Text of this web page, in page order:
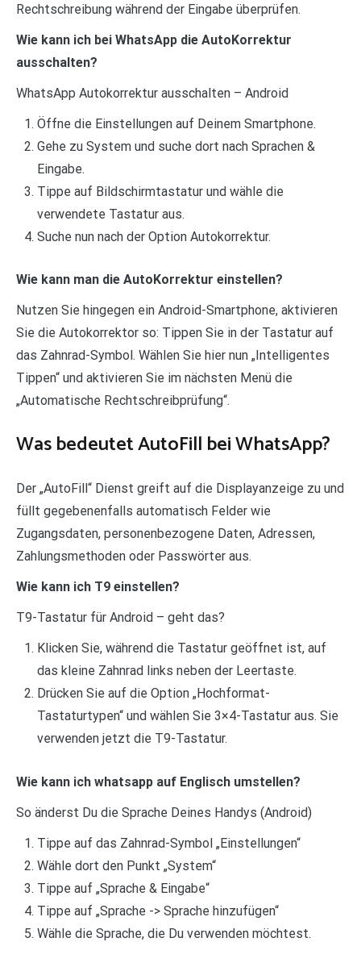
Rechtschreibung während der Eingabe überprüfen.
Wie kann ich bei WhatsApp die AutoKorrektur
ausschalten?
WhatsApp Autokorrektur ausschalten – Android
Öffne die Einstellungen auf Deinem Smartphone.
Gehe zu System und suche dort nach Sprachen &
Eingabe.
Tippe auf Bildschirmtastatur und wähle die
verwendete Tastatur aus.
Suche nun nach der Option Autokorrektur.
Wie kann man die AutoKorrektur einstellen?
Nutzen Sie hingegen ein Android-Smartphone, aktivieren
Sie die Autokorrektor so: Tippen Sie in der Tastatur auf
das Zahnrad-Symbol. Wählen Sie hier nun „Intelligentes
Tippen“ und aktivieren Sie im nächsten Menü die
„Automatische Rechtschreibprüfung“.
Was bedeutet AutoFill bei WhatsApp?
Der „AutoFill“ Dienst greift auf die Displayanzeige zu und
füllt gegebenenfalls automatisch Felder wie
Zugangsdaten, personenbezogene Daten, Adressen,
Zahlungsmethoden oder Passwörter aus.
Wie kann ich T9 einstellen?
T9-Tastatur für Android – geht das?
Klicken Sie, während die Tastatur geöffnet ist, auf
das kleine Zahnrad links neben der Leertaste.
Drücken Sie auf die Option „Hochformat-
Tastaturtypen“ und wählen Sie 3×4-Tastatur aus. Sie
verwenden jetzt die T9-Tastatur.
Wie kann ich whatsapp auf Englisch umstellen?
So änderst Du die Sprache Deines Handys (Android)
Tippe auf das Zahnrad-Symbol „Einstellungen“
Wähle dort den Punkt „System“
Tippe auf „Sprache & Eingabe“
Tippe auf „Sprache -> Sprache hinzufügen“
Wähle die Sprache, die Du verwenden möchtest.